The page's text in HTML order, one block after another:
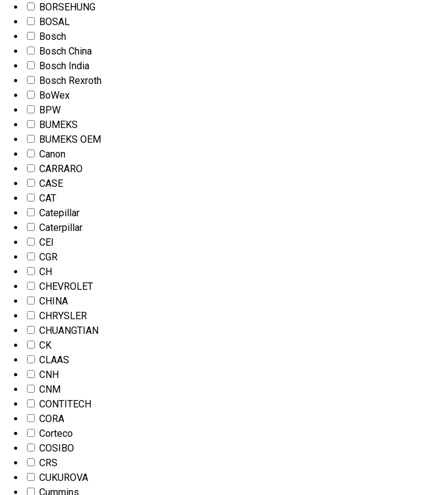
BORSEHUNG
BOSAL
Bosch
Bosch China
Bosch India
Bosch Rexroth
BoWex
BPW
BUMEKS
BUMEKS OEM
Canon
CARRARO
CASE
CAT
Catepillar
Caterpillar
CEI
CGR
CH
CHEVROLET
CHINA
CHRYSLER
CHUANGTIAN
CK
CLAAS
CNH
CNM
CONTITECH
CORA
Corteco
COSIBO
CRS
CUKUROVA
Cummins